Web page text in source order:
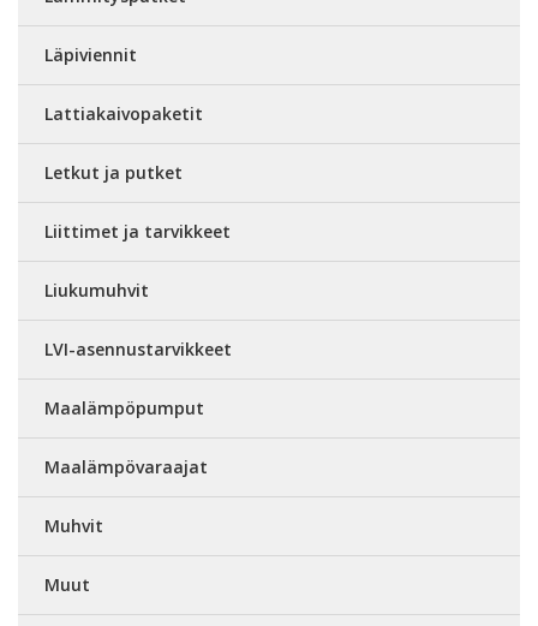
Läpiviennit
Lattiakaivopaketit
Letkut ja putket
Liittimet ja tarvikkeet
Liukumuhvit
LVI-asennustarvikkeet
Maalämpöpumput
Maalämpövaraajat
Muhvit
Muut